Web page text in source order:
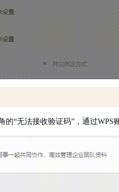
“无法接收验证码”，通过WPS